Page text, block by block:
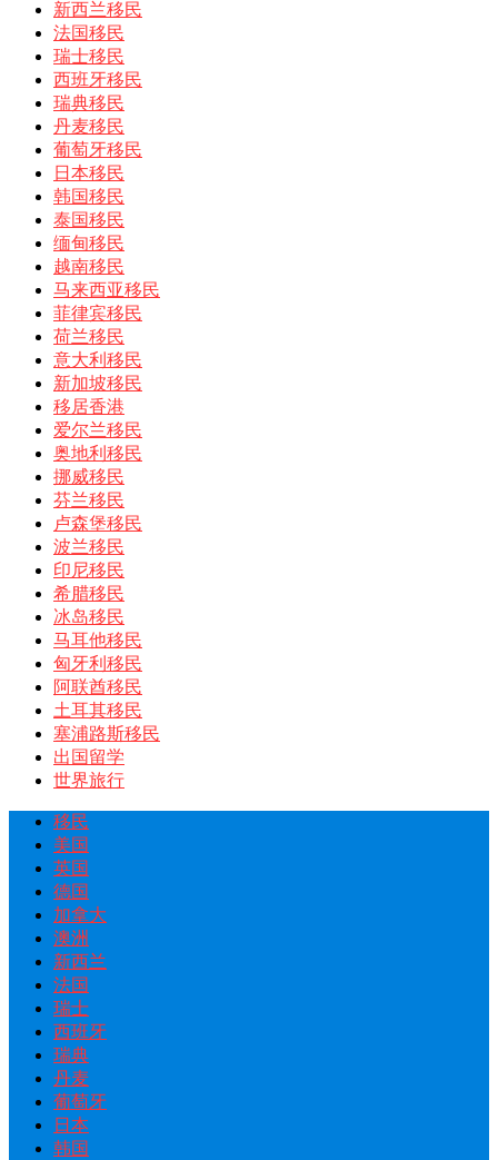
新西兰移民
法国移民
瑞士移民
西班牙移民
瑞典移民
丹麦移民
葡萄牙移民
日本移民
韩国移民
泰国移民
缅甸移民
越南移民
马来西亚移民
菲律宾移民
荷兰移民
意大利移民
新加坡移民
移居香港
爱尔兰移民
奥地利移民
挪威移民
芬兰移民
卢森堡移民
波兰移民
印尼移民
希腊移民
冰岛移民
马耳他移民
匈牙利移民
阿联酋移民
土耳其移民
塞浦路斯移民
出国留学
世界旅行
移民
美国
英国
德国
加拿大
澳洲
新西兰
法国
瑞士
西班牙
瑞典
丹麦
葡萄牙
日本
韩国